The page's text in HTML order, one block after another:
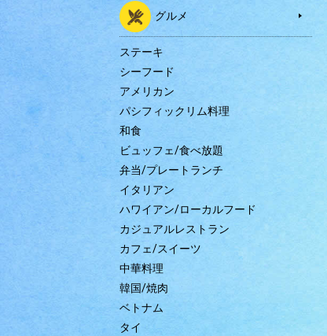
グルメ
ステーキ
シーフード
アメリカン
パシフィックリム料理
和食
ビュッフェ/食べ放題
弁当/プレートランチ
イタリアン
ハワイアン/ローカルフード
カジュアルレストラン
カフェ/スイーツ
中華料理
韓国/焼肉
ベトナム
タイ